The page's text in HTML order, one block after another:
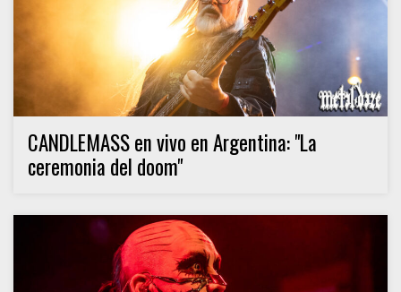
CANDLEMASS en vivo en Argentina: "La
ceremonia del doom"